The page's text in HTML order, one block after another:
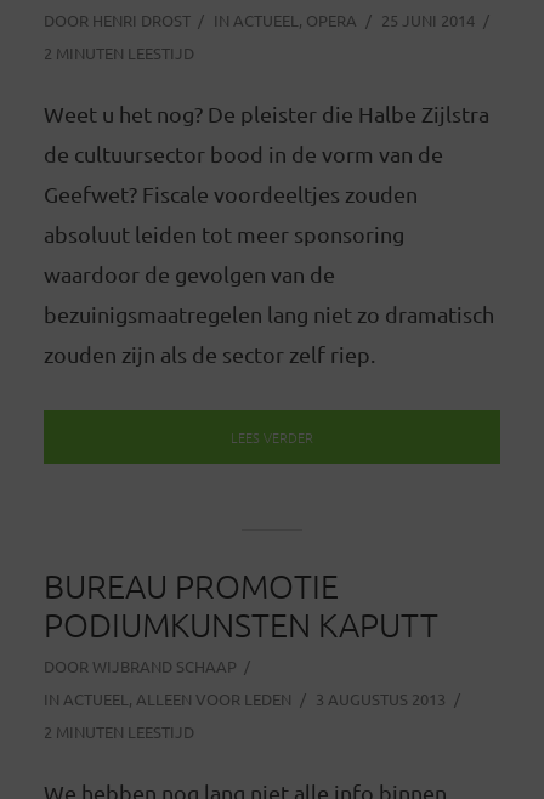
DOOR HENRI DROST IN ACTUEEL , OPERA
25 JUNI 2014
2 MINUTEN LEESTIJD
Weet u het nog? De pleister die Halbe Zijlstra
de cultuursector bood in de vorm van de
Geefwet? Fiscale voordeeltjes zouden
absoluut leiden tot meer sponsoring
waardoor de gevolgen van de
bezuinigsmaatregelen lang niet zo dramatisch
zouden zijn als de sector zelf riep.
LEES VERDER
BUREAU PROMOTIE
PODIUMKUNSTEN KAPUTT
DOOR WIJBRAND SCHAAP
IN ACTUEEL , ALLEEN VOOR LEDEN
3 AUGUSTUS 2013
2 MINUTEN LEESTIJD
We hebben nog lang niet alle info binnen,